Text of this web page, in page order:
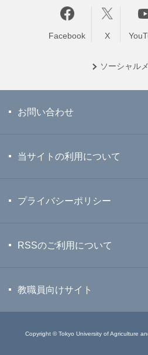
Facebook X
ソーシャル
お問い合わせ
当サイトの利用について
プライバシーポリシー
RSSのご利用について
教職員向けサイト
Copyright © Tokyo University of Agriculture